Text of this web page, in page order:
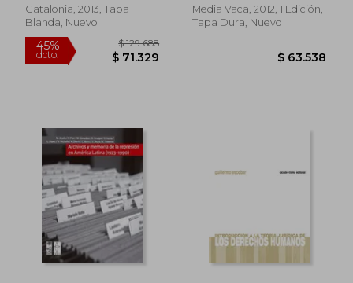
45%
dcto.
Catalonia, 2013, Tapa
Blanda, Nuevo
Media Vaca, 2012, 1 Edición,
Tapa Dura, Nuevo